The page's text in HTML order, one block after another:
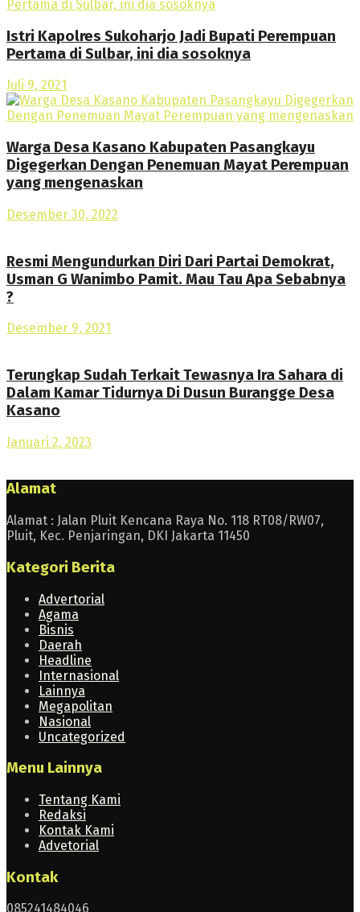
Istri Kapolres Sukoharjo Jadi Bupati Perempuan
Pertama di Sulbar, ini dia sosoknya
Juli 9, 2021
Warga Desa Kasano Kabupaten Pasangkayu
Digegerkan Dengan Penemuan Mayat Perempuan
yang mengenaskan
Desember 30, 2022
Resmi Mengundurkan Diri Dari Partai Demokrat,
Usman G Wanimbo Pamit. Mau Tau Apa Sebabnya
?
Desember 9, 2021
Terungkap Sudah Terkait Tewasnya Ira Sahara di
Dalam Kamar Tidurnya Di Dusun Burangge Desa
Kasano
Januari 2, 2023
Alamat
Alamat : Jalan Pluit Kencana Raya No. 118 RT08/RW07,
Pluit, Kec. Penjaringan, DKI Jakarta 11450
Kategori Berita
Advertorial
Agama
Bisnis
Daerah
Headline
Internasional
Lainnya
Megapolitan
Nasional
Uncategorized
Menu Lainnya
Tentang Kami
Redaksi
Kontak Kami
Advetorial
Kontak
085241484046